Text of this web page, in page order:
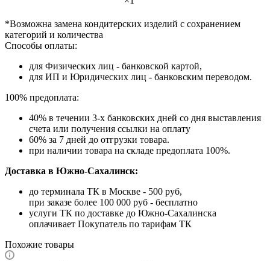
*Возможна замена кондитерских изделий с сохранением
категорий и количества
Способы оплаты:
для Физических лиц - банковской картой,
для ИП и Юридических лиц - банковским переводом.
100% предоплата:
40% в течении 3-х банковских дней со дня выставления
счета или получения ссылки на оплату
60% за 7 дней до отгрузки товара.
при наличии товара на складе предоплата 100%.
Доставка в Южно-Сахалинск:
до терминала ТК в Москве - 500 руб,
при заказе более 100 000 руб - бесплатно
услуги ТК по доставке до Южно-Сахалинска
оплачивает Покупатель по тарифам ТК
Похожие товары